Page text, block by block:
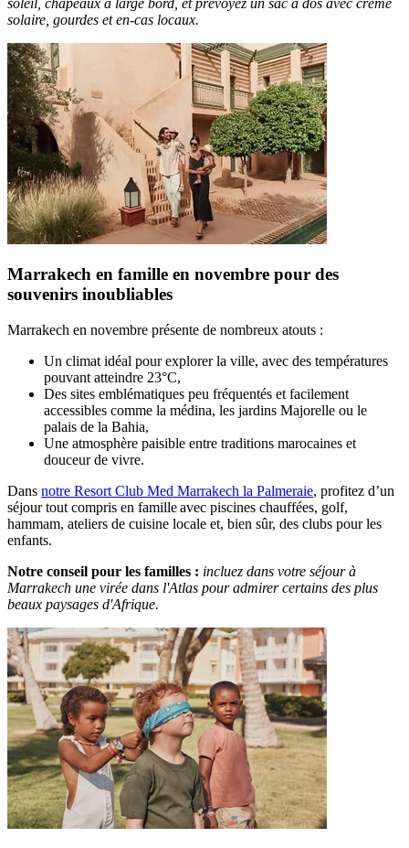
solaire, gourdes et en-cas locaux.
Marrakech en famille en novembre pour des
souvenirs inoubliables
Marrakech en novembre présente de nombreux atouts :
Un climat idéal pour explorer la ville, avec des températures
pouvant atteindre 23°C,
Des sites emblématiques peu fréquentés et facilement
accessibles comme la médina, les jardins Majorelle ou le
palais de la Bahia,
Une atmosphère paisible entre traditions marocaines et
douceur de vivre.
Dans notre Resort Club Med Marrakech la Palmeraie, profitez d’un
séjour tout compris en famille avec piscines chauffées, golf,
hammam, ateliers de cuisine locale et, bien sûr, des clubs pour les
enfants.
Notre conseil pour les familles : incluez dans votre séjour à
Marrakech une virée dans l'Atlas pour admirer certains des plus
beaux paysages d'Afrique.